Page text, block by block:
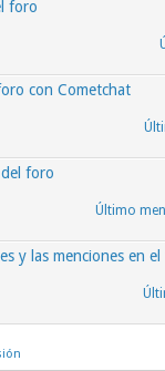
foro
con Cometchat
foro
Último
y las menciones en